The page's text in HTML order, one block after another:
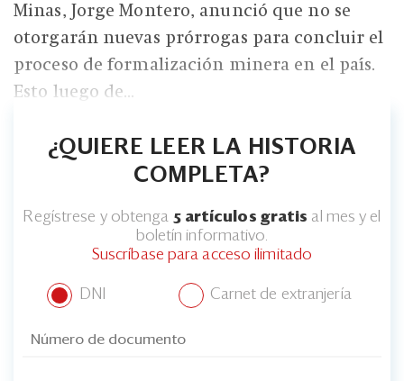
Eventos
Ranking CEO
Edición Impresa
Minas, Jorge Montero, anunció que no se
otorgarán nuevas prórrogas para concluir el
proceso de formalización minera en el país.
Esto luego de...
¿QUIERE LEER LA HISTORIA
COMPLETA?
Regístrese y obtenga 5 artículos gratis al mes y el
boletín informativo.
Suscríbase para acceso ilimitado
DNI Carnet de extranjería